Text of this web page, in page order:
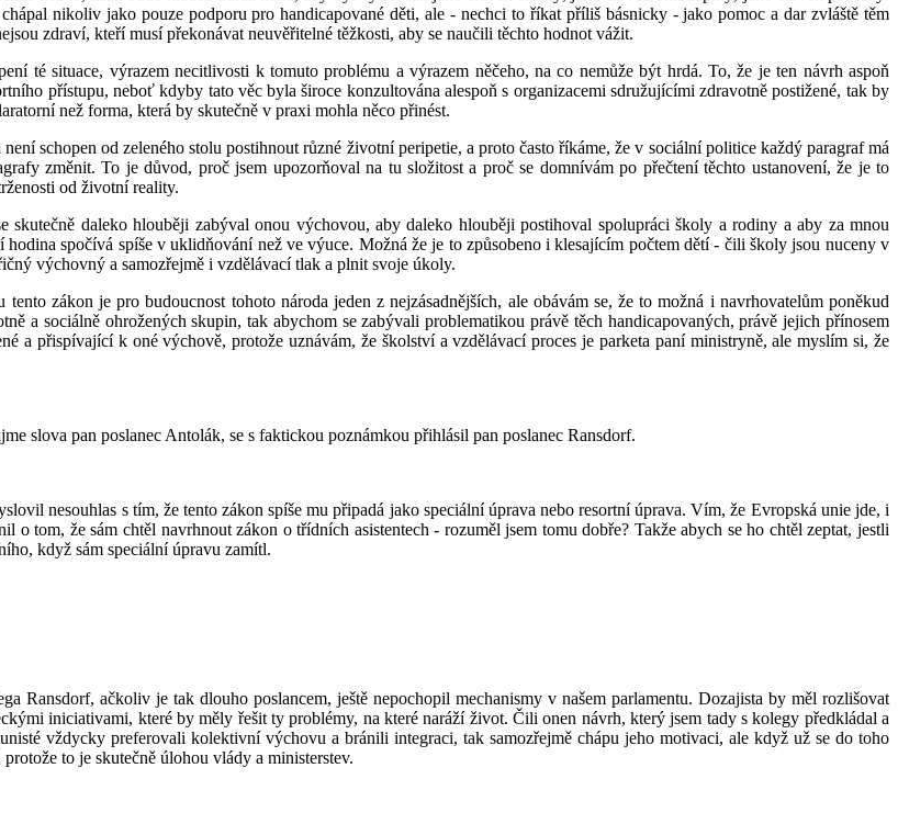
nikoliv jako pouze podporu pro handicapované děti, ale - nechci to říkat příliš básnicky - jako pomoc a dar zvláště těm
zdraví, kteří musí překonávat neuvěřitelné těžkosti, aby se naučili těchto hodnot vážit.
té situace, výrazem necitlivosti k tomuto problému a výrazem něčeho, na co nemůže být hrdá. To, že je ten návrh aspoň
přístupu, neboť kdyby tato věc byla široce konzultována alespoň s organizacemi sdružujícími zdravotně postižené, tak by
než forma, která by skutečně v praxi mohla něco přinést.
schopen od zeleného stolu postihnout různé životní peripetie, a proto často říkáme, že v sociální politice každý paragraf má
změnit. To je důvod, proč jsem upozorňoval na tu složitost a proč se domnívám po přečtení těchto ustanovení, že je to
od životní reality.
daleko hlouběji zabýval onou výchovou, aby daleko hlouběji postihoval spolupráci školy a rodiny a aby za mnou
spočívá spíše v uklidňování než ve výuce. Možná že je to způsobeno i klesajícím počtem dětí - čili školy jsou nuceny v
výchovný a samozřejmě i vzdělávací tlak a plnit svoje úkoly.
zákon je pro budoucnost tohoto národa jeden z nejzásadnějších, ale obávám se, že to možná i navrhovatelům poněkud
a sociálně ohrožených skupin, tak abychom se zabývali problematikou právě těch handicapovaných, právě jejich přínosem
a přispívající k oné výchově, protože uznávám, že školství a vzdělávací proces je parketa paní ministryně, ale myslím si, že
slova pan poslanec Antolák, se s faktickou poznámkou přihlásil pan poslanec Ransdorf.
nesouhlas s tím, že tento zákon spíše mu připadá jako speciální úprava nebo resortní úprava. Vím, že Evropská unie jde, i
tom, že sám chtěl navrhnout zákon o třídních asistentech - rozuměl jsem tomu dobře? Takže abych se ho chtěl zeptat, jestli
když sám speciální úpravu zamítl.
Ransdorf, ačkoliv je tak dlouho poslancem, ještě nepochopil mechanismy v našem parlamentu. Dozajista by měl rozlišovat
iniciativami, které by měly řešit ty problémy, na které naráží život. Čili onen návrh, který jsem tady s kolegy předkládal a
vždycky preferovali kolektivní výchovu a bránili integraci, tak samozřejmě chápu jeho motivaci, ale když už se do toho
to je skutečně úlohou vlády a ministerstev.